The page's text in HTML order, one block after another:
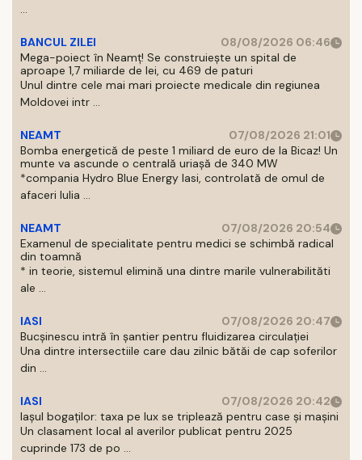
...
BANCUL ZILEI
08/08/2026 06:46
Mega-poiect în Neamț! Se construiește un spital de
aproape 1,7 miliarde de lei, cu 469 de paturi
Unul dintre cele mai mari proiecte medicale din regiunea
Moldovei intr ...
NEAMT
07/08/2026 21:01
Bomba energetică de peste 1 miliard de euro de la Bicaz! Un
munte va ascunde o centrală uriașă de 340 MW
*compania Hydro Blue Energy Iasi, controlată de omul de
afaceri Iulia ...
NEAMT
07/08/2026 20:54
Examenul de specialitate pentru medici se schimbă radical
din toamnă
* in teorie, sistemul elimină una dintre marile vulnerabilităti
ale ...
IASI
07/08/2026 20:47
Bucșinescu intră în șantier pentru fluidizarea circulației
Una dintre intersectiile care dau zilnic bătăi de cap soferilor
din ...
IASI
07/08/2026 20:42
Iașul bogaților: taxa pe lux se triplează pentru case și mașini
Un clasament local al averilor publicat pentru 2025
cuprinde 173 de po ...